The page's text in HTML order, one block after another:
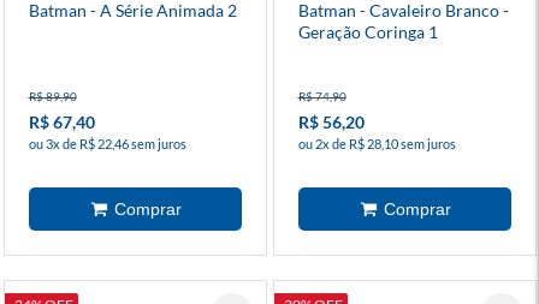
Batman - A Série Animada 2
R$ 89,90
R$ 67,40
ou 3x de R$ 22,46 sem juros
Batman - Cavaleiro Branco -
Geração Coringa 1
R$ 74,90
R$ 56,20
ou 2x de R$ 28,10 sem juros